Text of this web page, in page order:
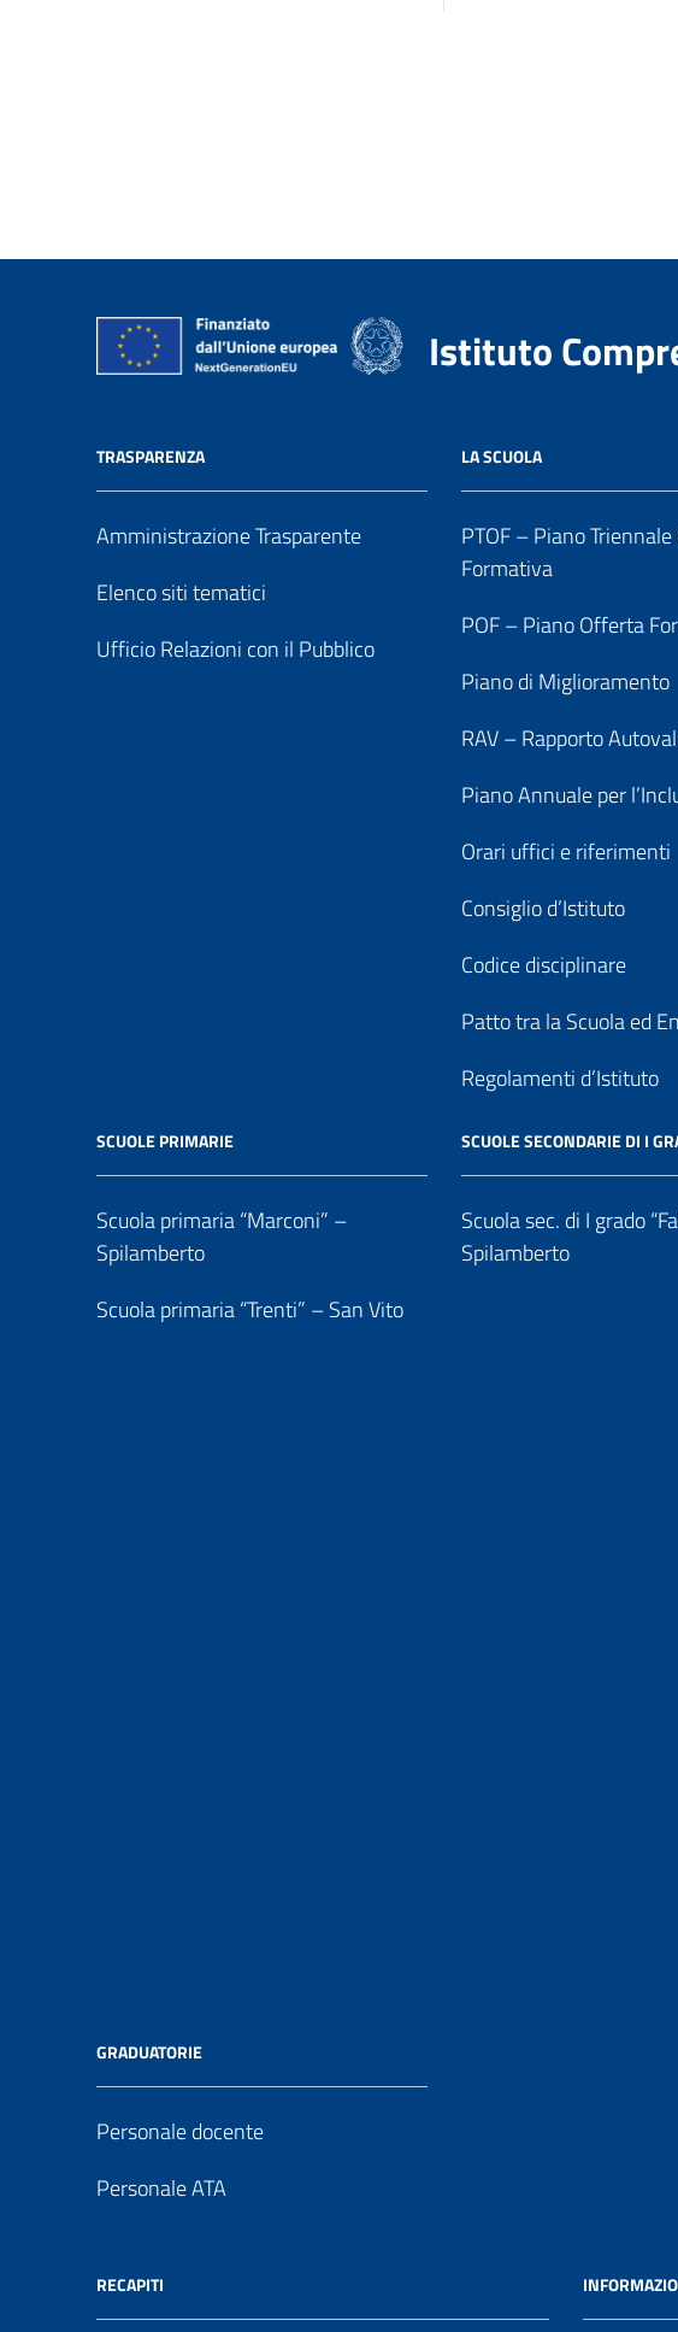
Istituto
TRASPARENZA
Amministrazione Trasparente
Elenco siti tematici
Ufficio Relazioni con il Pubblico
LA SCUOLA
PTOF – Piano
Formativa
POF – Piano Offerta
Piano di Miglioramento
RAV – Rapporto
Piano Annuale per
Orari uffici e riferimenti
Consiglio d’Istituto
Codice disciplinare
Patto tra la Scuola ed
Regolamenti d’Istituto
SCUOLE PRIMARIE
Scuola primaria “Marconi” –
Spilamberto
Scuola primaria “Trenti” – San Vito
SCUOLE SECONDARIE DI I
Scuola sec. di I grado
Spilamberto
GRADUATORIE
Personale docente
Personale ATA
RECAPITI